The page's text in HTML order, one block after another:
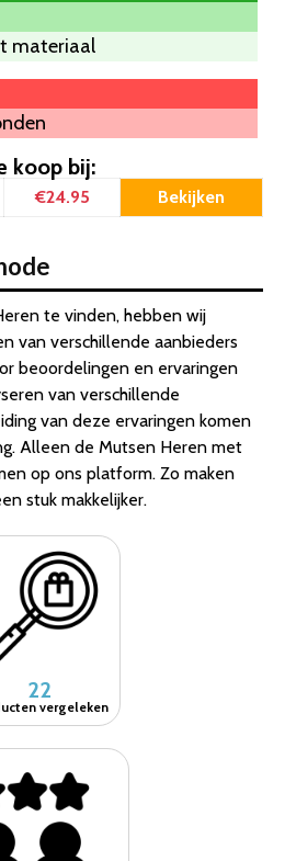
materiaal
koop bij:
€24.95 Bekijken
te vinden, hebben wij
van verschillende aanbieders
beoordelingen en ervaringen
van verschillende
van deze ervaringen komen
Alleen de Mutsen Heren met
op ons platform. Zo maken
stuk makkelijker.
22
vergeleken